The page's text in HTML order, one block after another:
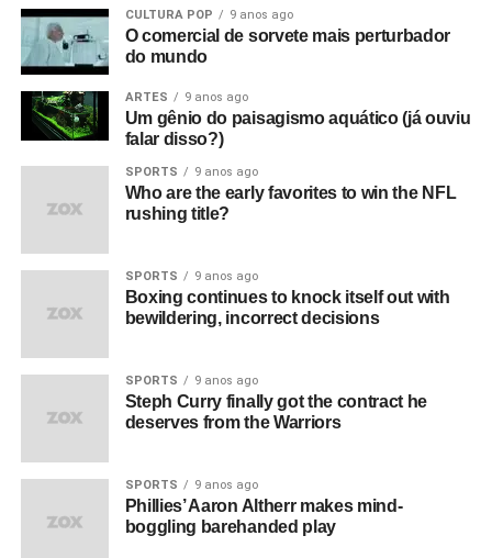
CULTURA POP 9 anos ago
O comercial de sorvete mais perturbador
do mundo
ARTES 9 anos ago
Um gênio do paisagismo aquático (já ouviu
falar disso?)
SPORTS 9 anos ago
Who are the early favorites to win the NFL
rushing title?
SPORTS 9 anos ago
Boxing continues to knock itself out with
bewildering, incorrect decisions
SPORTS 9 anos ago
Steph Curry finally got the contract he
deserves from the Warriors
SPORTS 9 anos ago
Phillies’ Aaron Altherr makes mind-
boggling barehanded play